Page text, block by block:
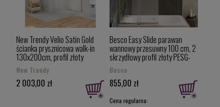
New Trendy Velio Satin Gold
ścianka prysznicowa walk-in
130x200cm, profil złoty
szczotkowany D-0200B
New Trendy
2 003,00 zł
Besco Easy Slide parawan
wannowy przesuwny 100 cm, 2
skrzydłowy profil złoty PESG-
2S
Besco
855,00 zł
Cena regularna: